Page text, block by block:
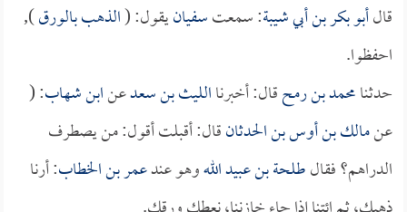
قالأبو بكر بن أبي شيبة: سمعتسفيانيقول: (الذهب بالورق),
احفظوا.
حدثنامحمد بن رمحقال: أخبرناالليث بن سعدعنابن شهاب: (
عنمالك بن أوس بن الحدثانقال: أقبلت أقول: من يصطرف
الدراهم؟ فقالطلحة بن عبيد اللهوهو عندعمر بن الخطاب: أرنا